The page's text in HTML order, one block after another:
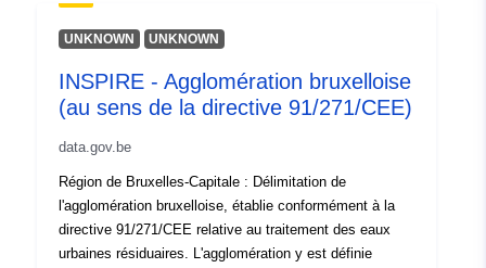
Type:
Ressource:
http://purl.org/dc/dcmitype/Dataset
http://dx.doi.org/10.1016/j.watres.2017.01.009.
UNKNOWN UNKNOWN
INSPIRE - Agglomération bruxelloise
(au sens de la directive 91/271/CEE)
data.gov.be
Région de Bruxelles-Capitale : Délimitation de
l'agglomération bruxelloise, établie conformément à la
directive 91/271/CEE relative au traitement des eaux
urbaines résiduaires. L'agglomération y est définie